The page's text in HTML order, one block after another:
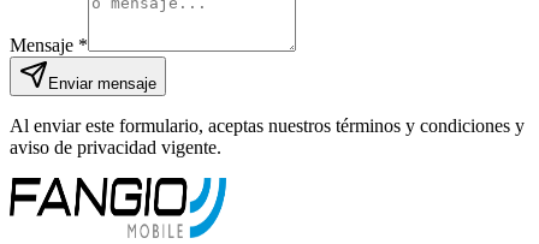
Mensaje *
Enviar mensaje
Al enviar este formulario, aceptas nuestros términos y condiciones y
aviso de privacidad vigente.